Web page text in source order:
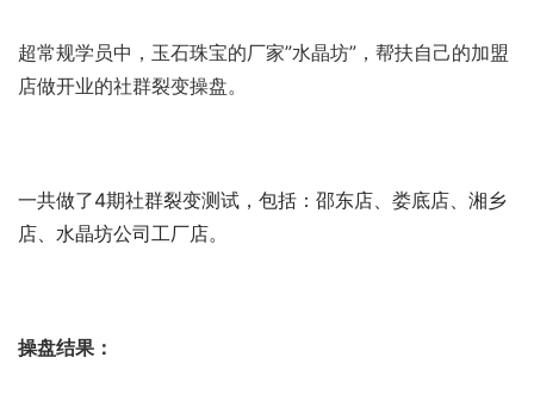
超常规学员中，玉石珠宝的厂家”水晶坊”，帮扶自己的加盟
店做开业的社群裂变操盘。
一共做了4期社群裂变测试，包括：邵东店、娄底店、湘乡
店、水晶坊公司工厂店。
操盘结果：